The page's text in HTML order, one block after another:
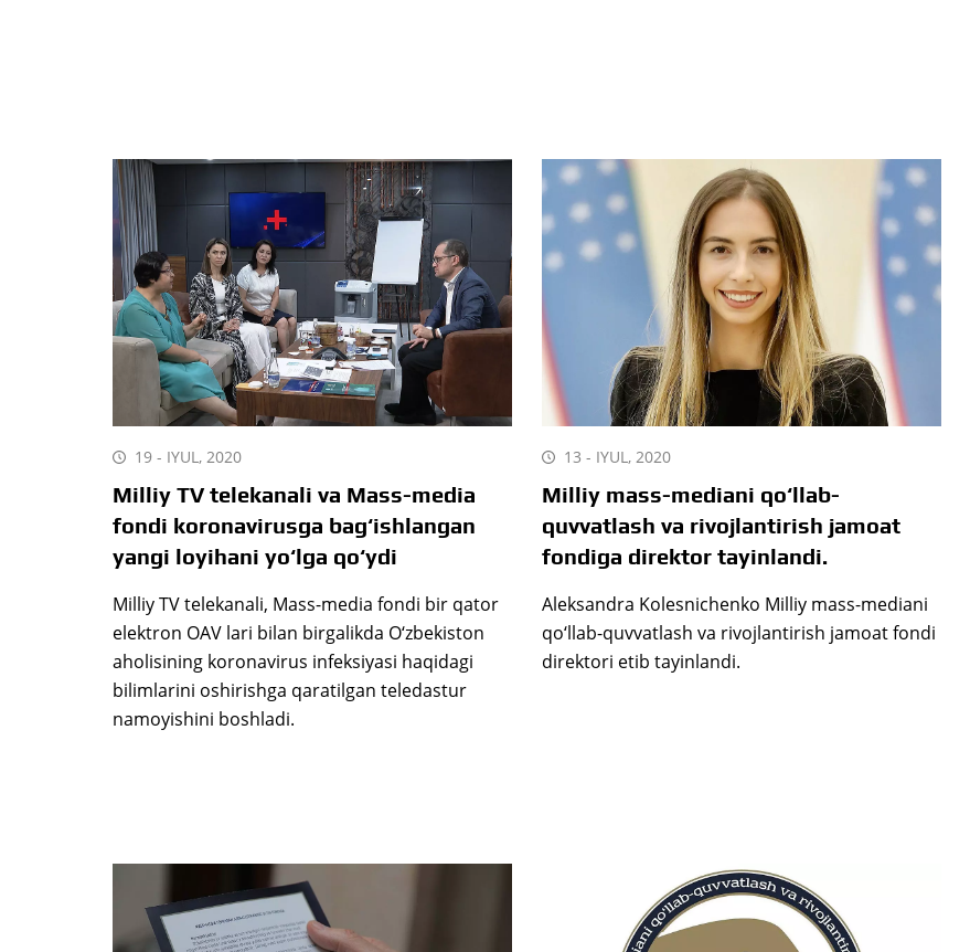
19 - IYUL, 2020
Milliy TV telekanali va Mass-media
fondi koronavirusga bag‘ishlangan
yangi loyihani yo‘lga qo‘ydi
Milliy TV telekanali, Mass-media fondi bir qator
elektron OAV lari bilan birgalikda O‘zbekiston
aholisining koronavirus infeksiyasi haqidagi
bilimlarini oshirishga qaratilgan teledastur
namoyishini boshladi.
13 - IYUL, 2020
Milliy mass-mediani qo‘llab-
quvvatlash va rivojlantirish jamoat
fondiga direktor tayinlandi.
Aleksandra Kolesnichenko Milliy mass-mediani
qo‘llab-quvvatlash va rivojlantirish jamoat fondi
direktori etib tayinlandi.